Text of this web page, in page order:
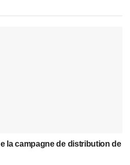
la campagne de distribution de